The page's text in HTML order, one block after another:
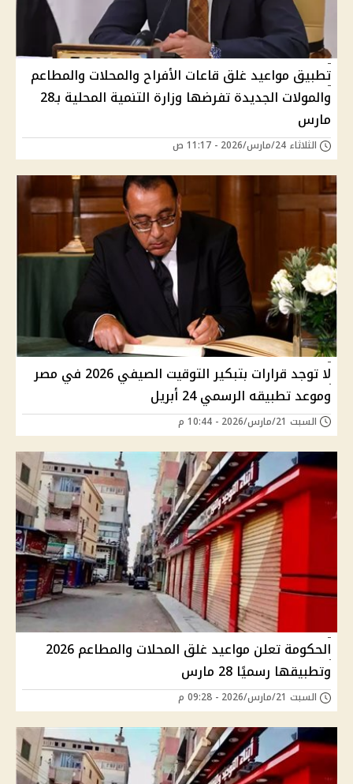
تطبيق مواعيد غلق قاعات الأفراح والمحلات والمطاعم
والمولات الجديدة تفرضها وزارة التنمية المحلية بـ28
مارس
الثلاثاء 24/مارس/2026 - 11:17 ص
لا توجد قرارات بتبكير التوقيت الصيفي 2026 في مصر
وموعد تطبيقه الرسمي 24 أبريل
السبت 21/مارس/2026 - 10:44 م
الحكومة تعلن مواعيد غلق المحلات والمطاعم 2026
وتطبيقها رسميًا 28 مارس
السبت 21/مارس/2026 - 09:28 م